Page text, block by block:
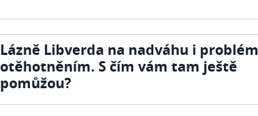
Lázně Libverda na nadváhu i
otěhotněním. S čím vám tam ještě
pomůžou?